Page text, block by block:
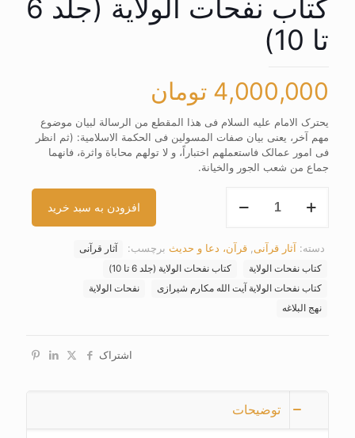
کتاب نفحات الولایة (جلد 6
تا 10)
4,000,000 تومان
یحترک الامام علیه السلام فی هذا المقطع من الرسالة لبیان موضوع
مهم آخر، یعنی بیان صفات المسولین فی الحکمة الاسلامیة: (ثم انظر
فی امور عمالک فاستعملهم اختباراً، و لا تولهم محاباة واثرة، فانهما
جماع من شعب الجور والخیانة.
نفحات
6
10)
افزودن به سبد خرید
دسته: آثار قرآنی قرآن، دعا و حدیث برچسب:
آثار قرآنی
کتاب نفحات الولایة
کتاب نفحات الولایة (جلد 6 تا 10)
کتاب نفحات الولایة آیت الله مکارم شیرازی
نفحات الولایة
نهج البلاغه
اشتراک
توضیحات